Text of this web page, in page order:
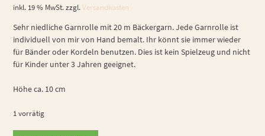
inkl. 19 % MwSt. zzgl.Versandkosten
Sehr niedliche Garnrolle mit 20 m Bäckergarn. Jede Garnrolle ist
individuell von mir von Hand bemalt. Ihr könnt sie immer wieder
für Bänder oder Kordeln benutzen. Dies ist kein Spielzeug und nicht
für Kinder unter 3 Jahren geeignet.
Höhe ca. 10 cm
1 vorrätig